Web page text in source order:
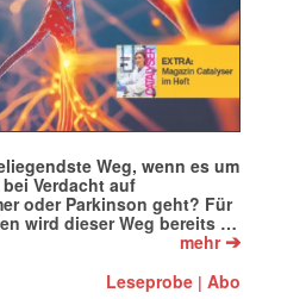
Weg, wenn es um
Verdacht auf
oder Parkinson geht? Für
wird dieser Weg bereits …
mehr➔
Leseprobe |Abo